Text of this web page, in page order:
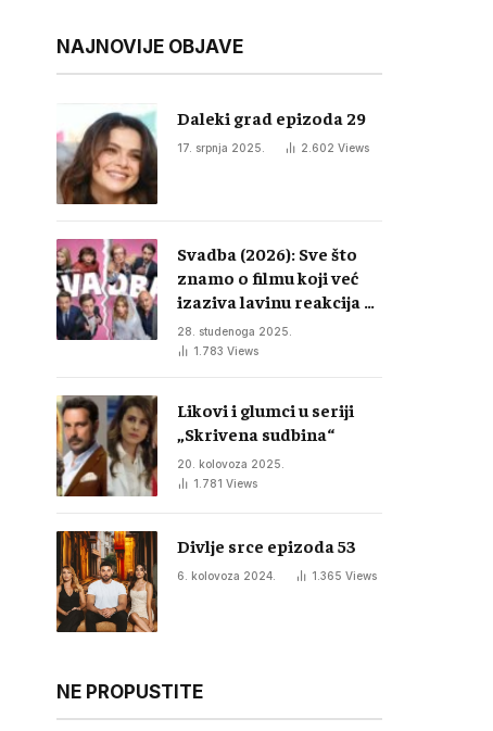
NAJNOVIJE OBJAVE
Daleki grad epizoda 29
17. srpnja 2025. 2.602 Views
Svadba (2026): Sve što
znamo o filmu koji već
izaziva lavinu reakcija u
regiji
28. studenoga 2025.
1.783 Views
Likovi i glumci u seriji
„Skrivena sudbina“
20. kolovoza 2025.
1.781 Views
Divlje srce epizoda 53
6. kolovoza 2024. 1.365 Views
NE PROPUSTITE